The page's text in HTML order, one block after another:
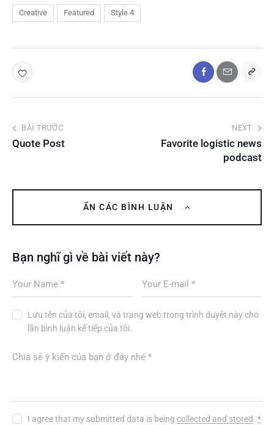
Creative Featured Style 4
BÀI TRƯỚC
Quote Post
NEXT
Favorite logistic news
podcast
ẨN CÁC BÌNH LUẬN
Bạn nghĩ gì về bài viết này?
Lưu tên của tôi, email, và trang web trong trình duyệt này cho
lần bình luận kế tiếp của tôi.
I agree that my submitted data is beingcollected and stored.*